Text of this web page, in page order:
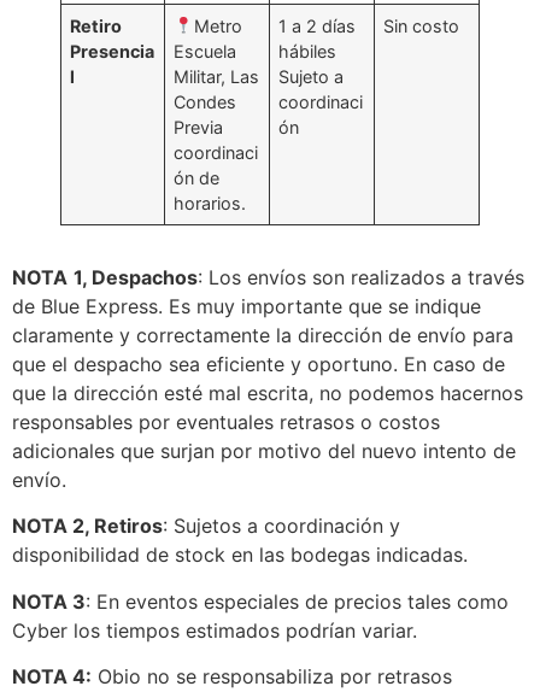
Retiro
Presencia
l
Metro
Escuela
Militar, Las
Condes
Previa
coordinaci
ón de
horarios.
1 a 2 días
hábiles
Sujeto a
coordinaci
ón
Sin costo
NOTA 1, Despachos: Los envíos son realizados a través
de Blue Express. Es muy importante que se indique
claramente y correctamente la dirección de envío para
que el despacho sea eficiente y oportuno. En caso de
que la dirección esté mal escrita, no podemos hacernos
responsables por eventuales retrasos o costos
adicionales que surjan por motivo del nuevo intento de
envío.
NOTA 2, Retiros: Sujetos a coordinación y
disponibilidad de stock en las bodegas indicadas.
NOTA 3: En eventos especiales de precios tales como
Cyber los tiempos estimados podrían variar.
NOTA 4: Obio no se responsabiliza por retrasos